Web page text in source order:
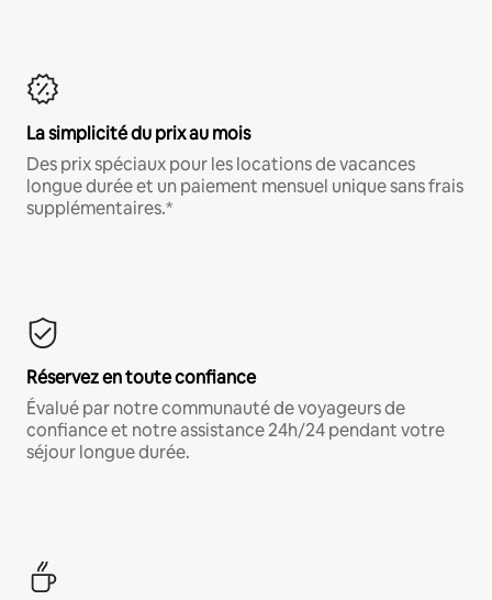
La simplicité du prix au mois
Des prix spéciaux pour les locations de vacances
longue durée et un paiement mensuel unique sans frais
supplémentaires.*
Réservez en toute confiance
Évalué par notre communauté de voyageurs de
confiance et notre assistance 24h/24 pendant votre
séjour longue durée.